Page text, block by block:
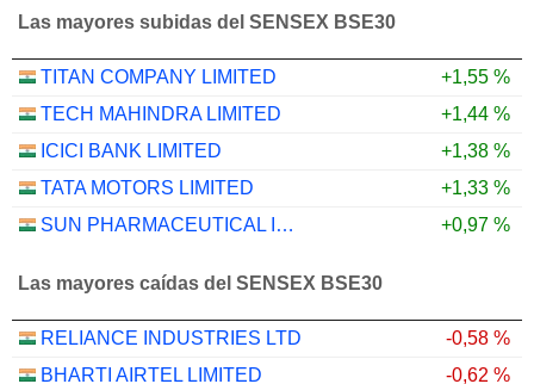
Las mayores subidas del SENSEX BSE30
TITAN COMPANY LIMITED
+1,55 %
TECH MAHINDRA LIMITED
+1,44 %
ICICI BANK LIMITED
+1,38 %
TATA MOTORS LIMITED
+1,33 %
SUN PHARMACEUTICAL INDUSTRIES LTD.
+0,97 %
Las mayores caídas del SENSEX BSE30
RELIANCE INDUSTRIES LTD
-0,58 %
BHARTI AIRTEL LIMITED
-0,62 %